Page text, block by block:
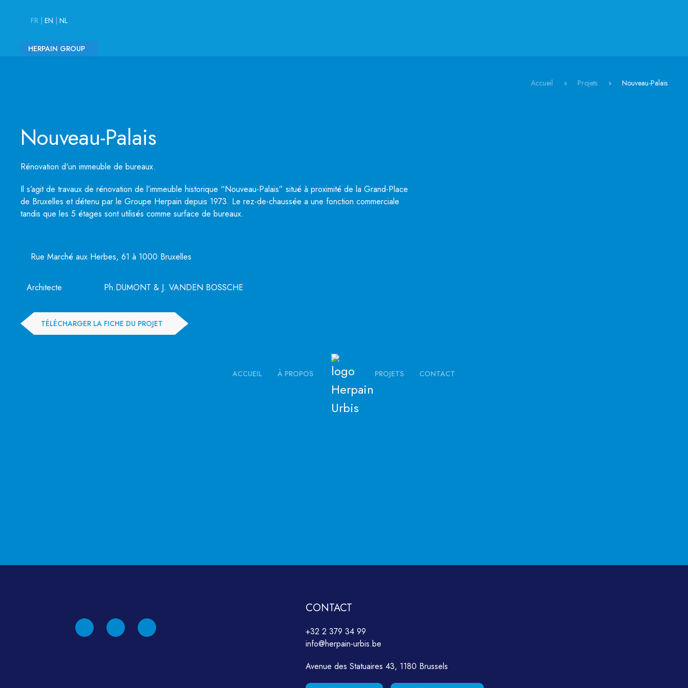
FR | EN | NL
ACCUEIL À PROPOS PROJETS CONTACT
HERPAIN GROUP
Accueil Projets Nouveau-Palais
Nouveau-Palais
Rénovation d'un immeuble de bureaux.
Il s’agit de travaux de rénovation de l’immeuble historique “Nouveau-Palais” situé à proximité de la Grand-Place
de Bruxelles et détenu par le Groupe Herpain depuis 1973. Le rez-de-chaussée a une fonction commerciale
tandis que les 5 étages sont utilisés comme surface de bureaux.
Rue Marché aux Herbes, 61 à 1000 Bruxelles
Architecte Ph.DUMONT & J. VANDEN BOSSCHE
TÉLÉCHARGER LA FICHE DU PROJET
CONTACT
+32 2 379 34 99
info@herpain-urbis.be
Avenue des Statuaires 43, 1180 Brussels